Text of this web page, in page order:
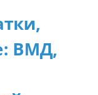
ВМД,